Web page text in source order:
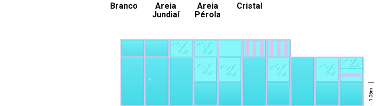
Branco
Areia
Jundiaí
Areia
Pérola
Cristal